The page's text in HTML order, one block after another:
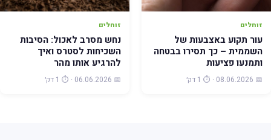
זוחלים
עור תקוע באצבעות של
השממית – כך תסירו בבטחה
ותמנעו פציעות
📅 08.06.2026 · ⏱️ 1 דק׳
זוחלים
נחש מסרב לאכול: הסיבות
השכיחות לסטרס ואיך
להרגיע אותו מהר
📅 06.06.2026 · ⏱️ 1 דק׳